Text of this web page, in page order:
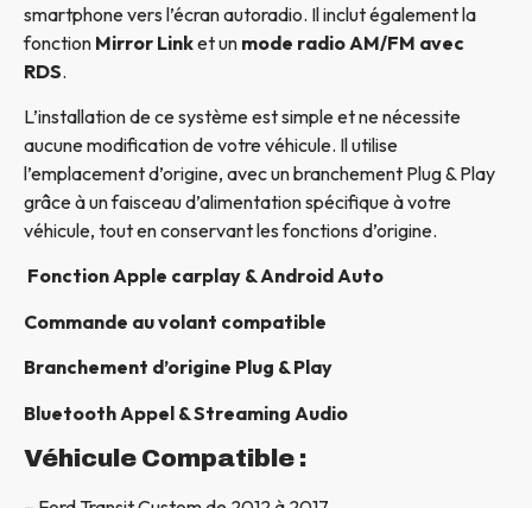
smartphone vers l’écran autoradio. Il inclut également la
fonction Mirror Linket un mode radio AM/FM avec
RDS.
L’installation de ce système est simple et ne nécessite
aucune modification de votre véhicule. Il utilise
l’emplacement d’origine, avec un branchement Plug & Play
grâce à un faisceau d’alimentation spécifique à votre
véhicule, tout en conservant les fonctions d’origine.
Fonction Apple carplay & Android Auto
Commande au volant compatible
Branchement d’origine Plug & Play
Bluetooth Appel & Streaming Audio
Véhicule Compatible :